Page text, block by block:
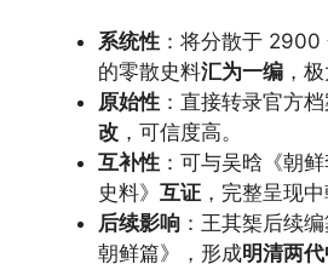
系统性 ：将分散于
的零散史料汇为一编 ，
原始性 ：直接转录官方档
改 ，可信度高。
互补性 ：可与吴晗《朝
史料》 互证 ，完整呈现
后续影响 ：王其榘后续
朝鲜篇》，形成明清两